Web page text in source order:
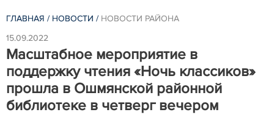
ГЛАВНАЯ / НОВОСТИ / НОВОСТИ РАЙОНА
15.09.2022
Масштабное мероприятие в
поддержку чтения «Ночь классиков»
прошла в Ошмянской районной
библиотеке в четверг вечером